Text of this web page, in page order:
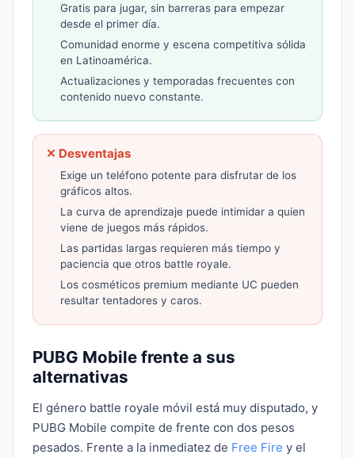
Gratis para jugar, sin barreras para empezar
desde el primer día.
Comunidad enorme y escena competitiva sólida
en Latinoamérica.
Actualizaciones y temporadas frecuentes con
contenido nuevo constante.
✕ Desventajas
Exige un teléfono potente para disfrutar de los
gráficos altos.
La curva de aprendizaje puede intimidar a quien
viene de juegos más rápidos.
Las partidas largas requieren más tiempo y
paciencia que otros battle royale.
Los cosméticos premium mediante UC pueden
resultar tentadores y caros.
PUBG Mobile frente a sus
alternativas
El género battle royale móvil está muy disputado, y
PUBG Mobile compite de frente con dos pesos
pesados. Frente a la inmediatez de Free Fire y el